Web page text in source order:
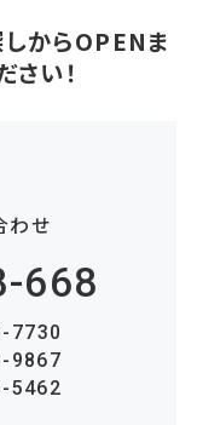
からOPENま
さい！
わせ
668
7730
9867
5462